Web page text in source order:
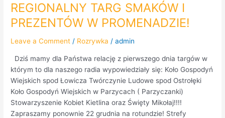
REGIONALNY TARG SMAKÓW I
PREZENTÓW W PROMENADZIE!
Leave a Comment / Rozrywka /admin
Dziś mamy dla Państwa relację z pierwszego dnia targów w
którym to dla naszego radia wypowiedziały się: Koło Gospodyń
Wiejskich spod Łowicza Twórczynie Ludowe spod Ostrołęki
Koło Gospodyń Wiejskich w Parzycach ( Parzyczanki)
Stowarzyszenie Kobiet Kietlina oraz Święty Mikołaj!!!!
Zapraszamy ponownie 22 grudnia na rotundzie! Strefy